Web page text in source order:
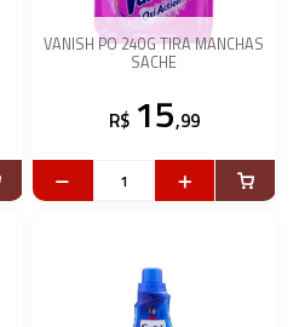
VANISH PO 240G TIRA MANCHAS
SACHE
R$ 15,99